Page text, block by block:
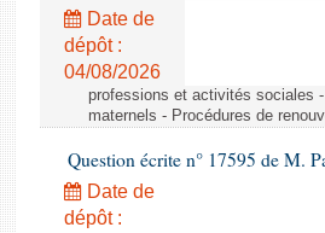
Date de
dépôt :
04/08/2026
professions et activités sociales
maternels - Procédures de
Question écrite n° 17595 de M.
Date de
dépôt :